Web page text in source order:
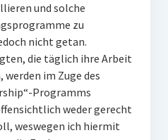
und solche
zu
nicht getan.
die täglich ihre Arbeit
im Zuge des
Programms
weder gerecht
weswegen ich hiermit